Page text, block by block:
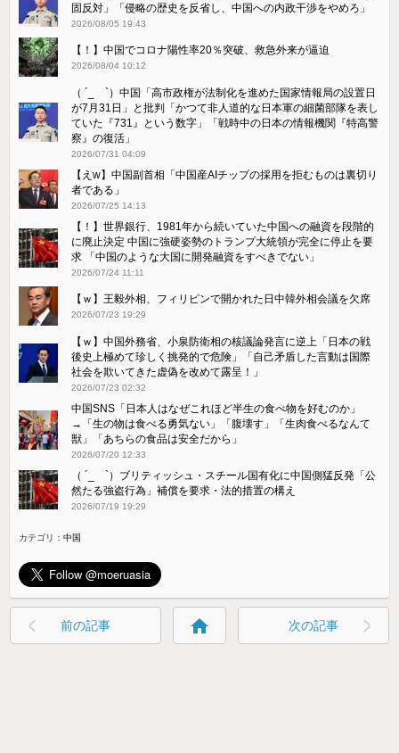
固反対」「侵略の歴史を反省し、中国への内政干渉をやめろ」
2026/08/05 19:43
【！】中国でコロナ陽性率20％突破、救急外来が逼迫
2026/08/04 10:12
（ ´_ゝ`）中国「高市政権が法制化を進めた国家情報局の設置日
が7月31日」と批判「かつて非人道的な日本軍の細菌部隊を表し
ていた『731』という数字」「戦時中の日本の情報機関『特高警
察』の復活」
2026/07/31 04:09
【えw】中国副首相「中国産AIチップの採用を拒むものは裏切り
者である」
2026/07/25 14:13
【！】世界銀行、1981年から続いていた中国への融資を段階的
に廃止決定 中国に強硬姿勢のトランプ大統領が完全に停止を要
求 「中国のような大国に開発融資をすべきでない」
2026/07/24 11:11
【ｗ】王毅外相、フィリピンで開かれた日中韓外相会議を欠席
2026/07/23 19:29
【ｗ】中国外務省、小泉防衛相の核議論発言に逆上「日本の戦
後史上極めて珍しく挑発的で危険」「自己矛盾した言動は国際
社会を欺いてきた虚偽を改めて露呈！」
2026/07/23 02:32
中国SNS「日本人はなぜこれほど半生の食べ物を好むのか」
→「生の物は食べる勇気ない」「腹壊す」「生肉食べるなんて
獣」「あちらの食品は安全だから」
2026/07/20 12:33
（ ´_ゝ`）ブリティッシュ・スチール国有化に中国側猛反発「公
然たる強盗行為」補償を要求・法的措置の構え
2026/07/19 19:29
カテゴリ：中国
前の記事 home 次の記事